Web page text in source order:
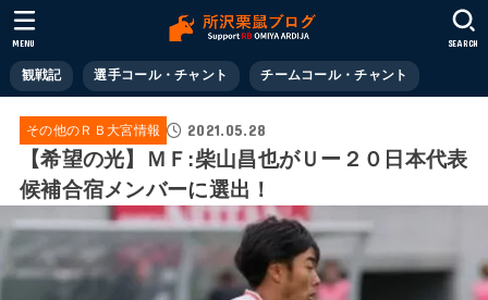
観戦記 選手コール・チャント チームコール・チャント
SEARCH
MENU
その他のＲＢ大宮情報 2021.05.28
【希望の光】ＭＦ:柴山昌也がＵー２０日本代表
候補合宿メンバーに選出！